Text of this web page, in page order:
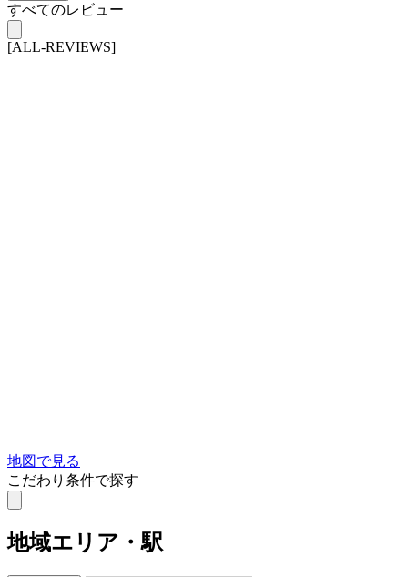
すべてのレビュー
[ALL-REVIEWS]
地図で見る
こだわり条件で探す
地域エリア・駅